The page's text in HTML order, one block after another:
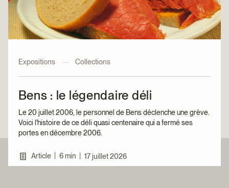
Expositions — Collections
Bens : le légendaire déli
Le 20 juillet 2006, le personnel de Bens déclenche une grève.
Voici l'histoire de ce déli quasi centenaire qui a fermé ses
portes en décembre 2006.
Article 6 min 17 juillet 2026